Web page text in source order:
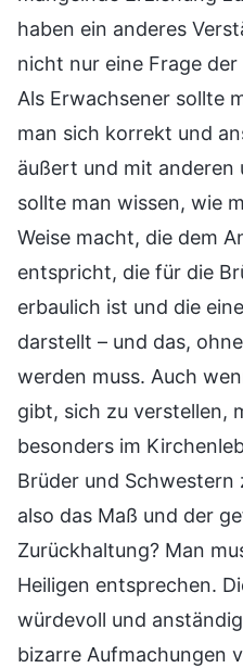
haben ein anderes
nicht nur eine Frage
Als Erwachsener sollte
man sich korrekt und
äußert und mit anderen
sollte man wissen, wie
Weise macht, die dem
entspricht, die für die
erbaulich ist und die
darstellt – und das,
werden muss. Auch
gibt, sich zu verstellen,
besonders im
Brüder und Schwestern
also das Maß und der
Zurückhaltung? Man
Heiligen entsprechen.
würdevoll und
bizarre Aufmachungen